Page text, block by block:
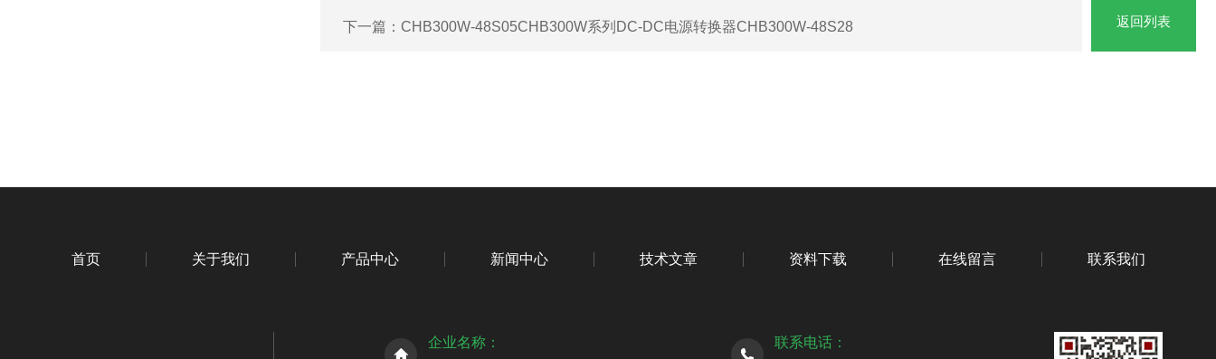
下一篇： CHB300W-48S05CHB300W系列DC-DC电源转换器CHB300W-48S28 返回列表
首页 关于我们 产品中心 新闻中心 技术文章 资料下载 在线留言 联系我们
企业名称： 联系电话：